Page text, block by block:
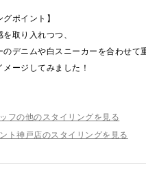
グポイント】
取り入れつつ、
のデニムや白スニーカーを合わせて
メージしてみました！
フの他のスタイリングを見る
ト神戸店のスタイリングを見る